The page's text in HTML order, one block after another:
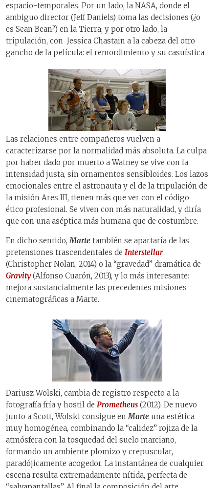
espacio-temporales. Por un lado, la NASA, donde el
ambiguo director (Jeff Daniels) toma las decisiones (¿o
es Sean Bean?) en la Tierra; y por otro lado, la
tripulación, con Jessica Chastain a la cabeza del otro
gancho de la película: el remordimiento y su casuística.
Las relaciones entre compañeros vuelven a
caracterizarse por la normalidad más absoluta. La culpa
por haber dado por muerto a Watney se vive con la
intensidad justa, sin ornamentos sensibloides. Los lazos
emocionales entre el astronauta y el de la tripulación de
la misión Ares III, tienen más que ver con el código
ético profesional. Se viven con más naturalidad, y diría
que con una aséptica más humana que de costumbre.
En dicho sentido,Marte también se apartaría de las
pretensiones trascendentales de Interstellar
(Christopher Nolan, 2014) o la “gravedad” dramática de
Gravity (Alfonso Cuarón, 2013), y lo más interesante:
mejora sustancialmente las precedentes misiones
cinematográficas a Marte.
Dariusz Wolski, cambia de registro respecto a la
fotografía fría y hostil de Prometheus (2012). De nuevo
junto a Scott, Wolski consigue enMarte una estética
muy homogénea, combinando la “calidez” rojiza de la
atmósfera con la tosquedad del suelo marciano,
formando un ambiente plomizo y crepuscular,
paradójicamente acogedor. La instantánea de cualquier
escena resulta extremadamente nítida, perfecta de